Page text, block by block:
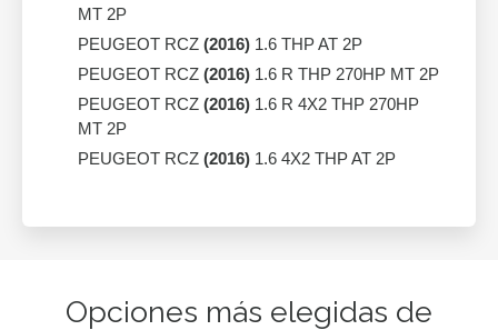
MT 2P
PEUGEOT RCZ (2016) 1.6 THP AT 2P
PEUGEOT RCZ (2016) 1.6 R THP 270HP MT 2P
PEUGEOT RCZ (2016) 1.6 R 4X2 THP 270HP
MT 2P
PEUGEOT RCZ (2016) 1.6 4X2 THP AT 2P
Opciones más elegidas de